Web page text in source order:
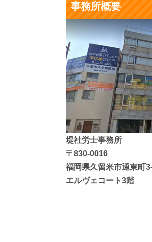
事務所概要
堤社労士事務所
〒830-0016
福岡県久留米市通東町
エルヴェコート3階